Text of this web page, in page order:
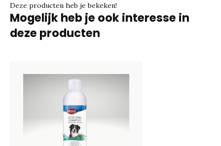
Deze producten heb je bekeken!
Mogelijk heb je ook interesse in
deze producten